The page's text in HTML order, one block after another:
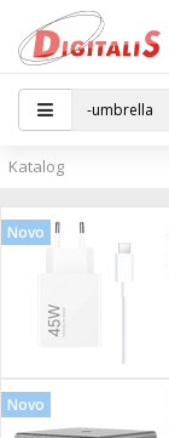
pribor
i pribor
/ G4
grla
- Analogija
Katalog
Novo
Novo